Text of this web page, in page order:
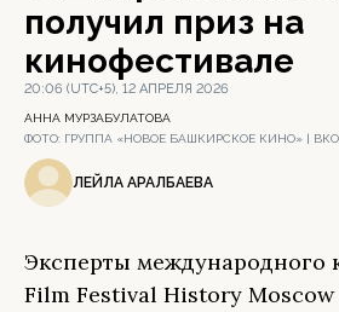
получил приз на
кинофестивале
20:06 (UTC+5), 12 АПРЕЛЯ 2026
АННА МУРЗАБУЛАТОВА
ФОТО: ГРУППА «НОВОЕ БАШКИРСКОЕ КИНО» |
ЛЕЙЛА АРАЛБАЕВА
Эксперты международного
Film Festival History Moscow